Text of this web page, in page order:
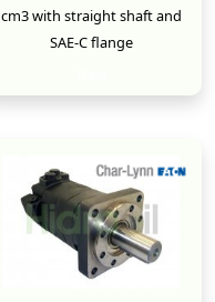
cm3 with straight shaft and
SAE-C flange